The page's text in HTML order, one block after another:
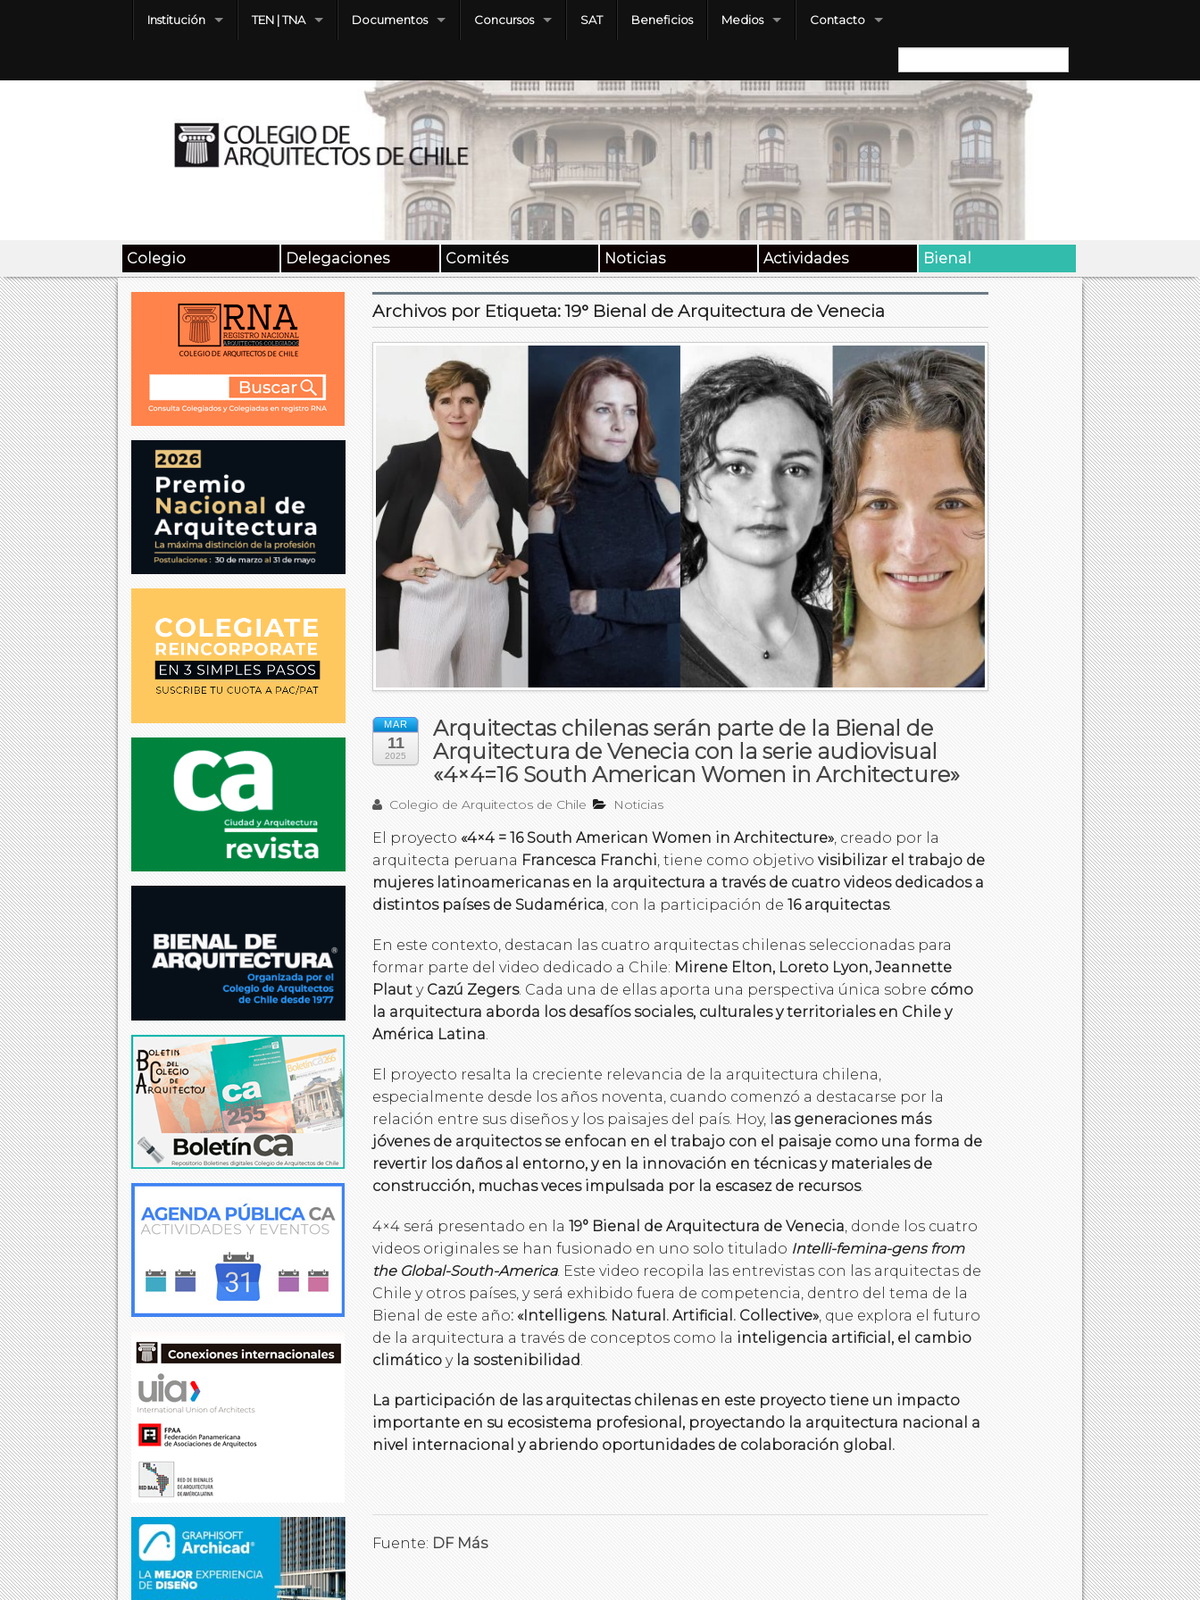
Institución TEN | TNA Documentos Concursos SAT Beneficios Medios Contacto
Buscar:
Colegio Delegaciones Comités Noticias Actividades Bienal
Archivos por Etiqueta:19° Bienal de Arquitectura de Venecia
MAR
11
2025
Arquitectas chilenas serán parte de la Bienal de
Arquitectura de Venecia con la serie audiovisual
«4×4=16 South American Women in Architecture»
Colegio de Arquitectos de Chile Noticias
El proyecto «4×4 = 16 South American Women in Architecture», creado por la
arquitecta peruana Francesca Franchi, tiene como objetivo visibilizar el trabajo de
mujeres latinoamericanas en la arquitectura a través de cuatro videos dedicados a
distintos países de Sudamérica, con la participación de 16 arquitectas.
En este contexto, destacan las cuatro arquitectas chilenas seleccionadas para
formar parte del video dedicado a Chile: Mirene Elton, Loreto Lyon, Jeannette
Plaut yCazú Zegers. Cada una de ellas aporta una perspectiva única sobre cómo
la arquitectura aborda los desafíos sociales, culturales y territoriales en Chile y
América Latina.
El proyecto resalta la creciente relevancia de la arquitectura chilena,
especialmente desde los años noventa, cuando comenzó a destacarse por la
relación entre sus diseños y los paisajes del país. Hoy, l as generaciones más
jóvenes de arquitectos se enfocan en el trabajo con el paisaje como una forma de
revertir los daños al entorno, y en la innovación en técnicas y materiales de
construcción, muchas veces impulsada por la escasez de recursos.
4×4 será presentado en la 19° Bienal de Arquitectura de Venecia, donde los cuatro
videos originales se han fusionado en uno solo titulado Intelli-femina-gens from
the Global-South-America. Este video recopila las entrevistas con las arquitectas de
Chile y otros países, y será exhibido fuera de competencia, dentro del tema de la
Bienal de este año: «Intelligens. Natural. Artificial. Collective», que explora el futuro
de la arquitectura a través de conceptos como la inteligencia artificial, el cambio
climático yla sostenibilidad.
La participación de las arquitectas chilenas en este proyecto tiene un impacto
importante en su ecosistema profesional, proyectando la arquitectura nacional a
nivel internacional y abriendo oportunidades de colaboración global.
Fuente: DF Más